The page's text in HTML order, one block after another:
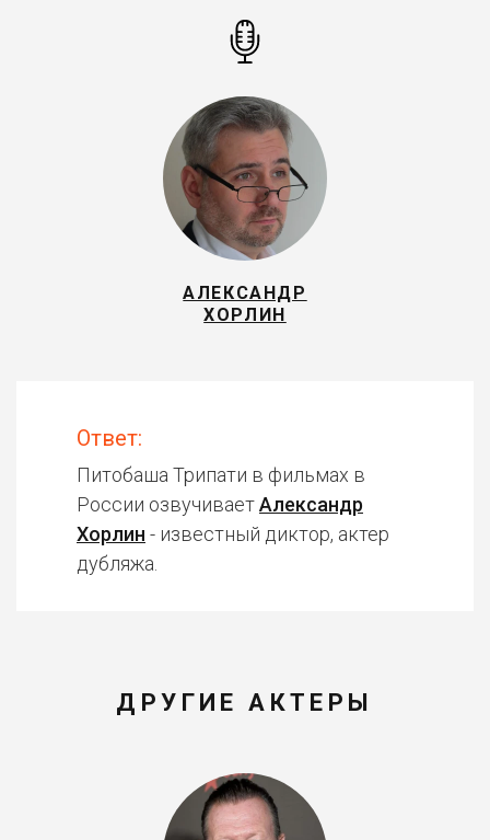
АЛЕКСАНДР
ХОРЛИН
Ответ:
Питобаша Трипати в фильмах в
России озвучиваетАлександр
Хорлин - известный диктор, актер
дубляжа.
ДРУГИЕ АКТЕРЫ